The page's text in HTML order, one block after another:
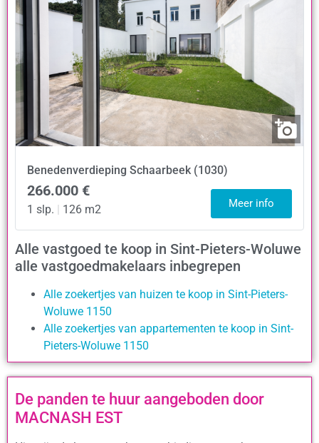
Benedenverdieping Schaarbeek (1030)
266.000 €
1 slp. | 126 m2 Meer info
Alle vastgoed te koop in Sint-Pieters-Woluwe
alle vastgoedmakelaars inbegrepen
Alle zoekertjes van huizen te koop in Sint-Pieters-
Woluwe 1150
Alle zoekertjes van appartementen te koop in Sint-
Pieters-Woluwe 1150
De panden te huur aangeboden door
MACNASH EST